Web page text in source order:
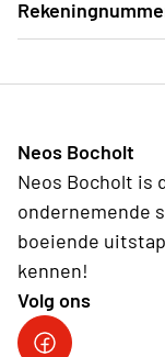
Neos Bocholt
Neos Bocholt is
ondernemende
boeiende
kennen!
Volg ons